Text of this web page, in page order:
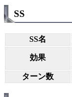
SS
SS名
効果
ターン数